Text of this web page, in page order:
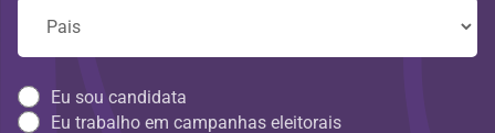
Eu sou candidata
Eu trabalho em campanhas eleitorais